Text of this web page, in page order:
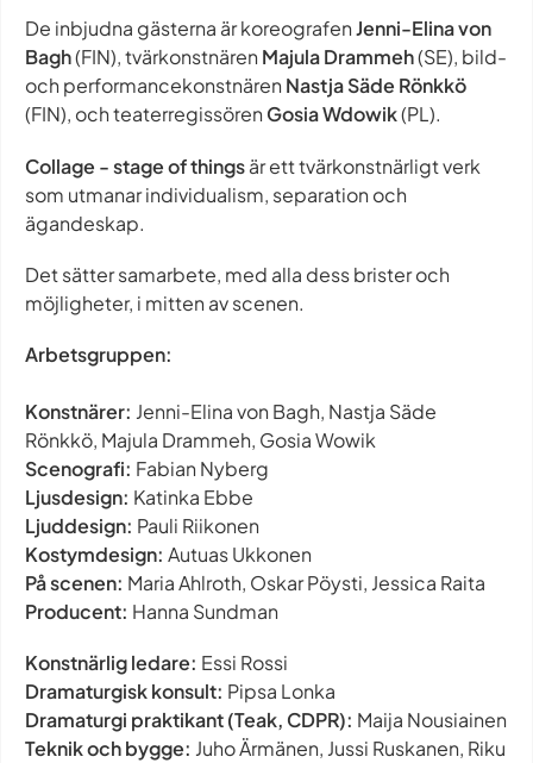
De inbjudna gästerna är koreografenJenni-Elina von
Bagh(FIN), tvärkonstnären Majula Drammeh(SE), bild-
och performancekonstnären Nastja Säde Rönkkö
(FIN), och teaterregissören Gosia Wdowik(PL).
Collage - stage of thingsär ett tvärkonstnärligt verk
som utmanar individualism, separation och
ägandeskap.
Det sätter samarbete, med alla dess brister och
möjligheter, i mitten av scenen.
Arbetsgruppen:
Konstnärer: Jenni-Elina von Bagh, Nastja Säde
Rönkkö, Majula Drammeh, Gosia Wowik
Scenografi: Fabian Nyberg
Ljusdesign: Katinka Ebbe
Ljuddesign: Pauli Riikonen
Kostymdesign: Autuas Ukkonen
På scenen: Maria Ahlroth, Oskar Pöysti, Jessica Raita
Producent: Hanna Sundman
Konstnärlig ledare: Essi Rossi
Dramaturgisk konsult: Pipsa Lonka
Dramaturgi praktikant (Teak, CDPR): Maija Nousiainen
Teknik och bygge: Juho Ärmänen, Jussi Ruskanen, Riku